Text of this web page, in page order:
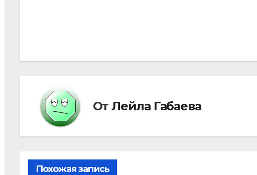
записям
От Лейла Габаева
Похожая запись